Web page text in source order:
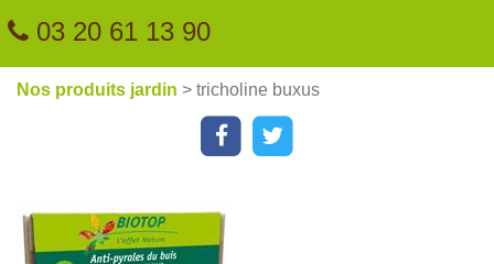
03 20 61 13 90
Nos produits jardin > tricholine buxus